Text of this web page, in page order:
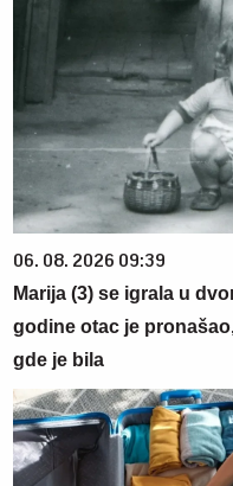
06. 08. 2026 09:39
Marija (3) se igrala u
godine otac je
gde je bila